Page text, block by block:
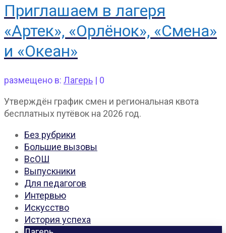
Приглашаем в лагеря
«Артек», «Орлёнок», «Смена»
и «Океан»
размещено в: Лагерь | 0
Утверждён график смен и региональная квота
бесплатных путёвок на 2026 год.
Без рубрики
Большие вызовы
ВсОШ
Выпускники
Для педагогов
Интервью
Искусство
История успеха